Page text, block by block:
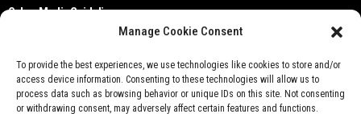
Manage Cookie Consent
To provide the best experiences, we use technologies like cookies to store and/or
access device information. Consenting to these technologies will allow us to
process data such as browsing behavior or unique IDs on this site. Not consenting
or withdrawing consent, may adversely affect certain features and functions.
Cyber Media Guidelines
Privacy Policy
Contact Us